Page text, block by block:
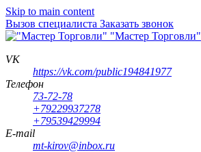
Skip to main content
Вызов специалиста Заказать звонок
"Мастер Торговли"
VK
https://vk.com/public194841977
Телефон
73-72-78
+79229937278
+79539429994
E-mail
mt-kirov@inbox.ru